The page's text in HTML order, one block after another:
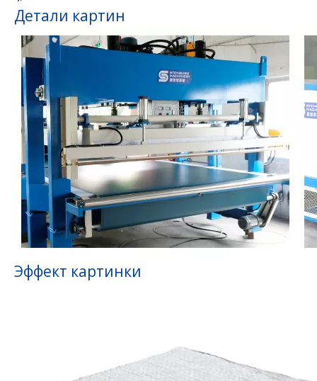
Детали картин
Эффект картинки